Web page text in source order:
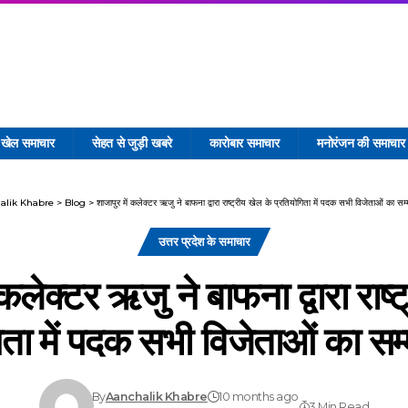
खेल समाचार सेहत से जुड़ी खबरे कारोबार समाचार मनोरंजन की समाचार
Khabre > Blog > शाजापुर में कलेक्टर ऋजु ने बाफना द्वारा राष्ट्रीय खेल के प्रतियोगिता में पदक सभी विजेताओं का
उत्तर प्रदेश के समाचार
ऋजु ने बाफना द्वारा
में पदक सभी विजेताओं का
ByAanchalik Khabre 10 months ago